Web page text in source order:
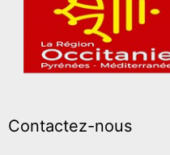
Contactez-nous